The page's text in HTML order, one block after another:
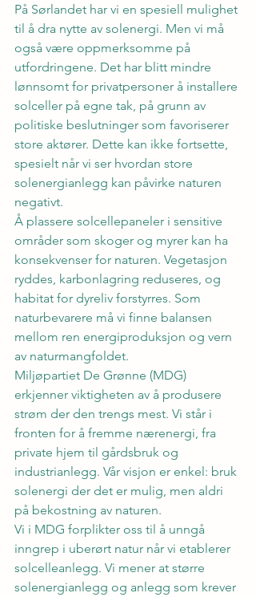
På Sørlandet har vi en spesiell mulighet
til å dra nytte av solenergi. Men vi må
også være oppmerksomme på
utfordringene. Det har blitt mindre
lønnsomt for privatpersoner å installere
solceller på egne tak, på grunn av
politiske beslutninger som favoriserer
store aktører. Dette kan ikke fortsette,
spesielt når vi ser hvordan store
solenergianlegg kan påvirke naturen
negativt.
Å plassere solcellepaneler i sensitive
områder som skoger og myrer kan ha
konsekvenser for naturen. Vegetasjon
ryddes, karbonlagring reduseres, og
habitat for dyreliv forstyrres. Som
naturbevarere må vi finne balansen
mellom ren energiproduksjon og vern
av naturmangfoldet.
Miljøpartiet De Grønne (MDG)
erkjenner viktigheten av å produsere
strøm der den trengs mest. Vi står i
fronten for å fremme nærenergi, fra
private hjem til gårdsbruk og
industrianlegg. Vår visjon er enkel: bruk
solenergi der det er mulig, men aldri
på bekostning av naturen.
Vi i MDG forplikter oss til å unngå
inngrep i uberørt natur når vi etablerer
solcelleanlegg. Vi mener at større
solenergianlegg og anlegg som krever